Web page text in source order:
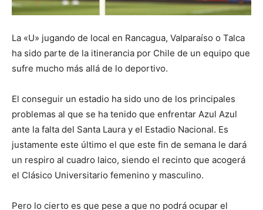
La «U» jugando de local en Rancagua, Valparaíso o Talca
ha sido parte de la itinerancia por Chile de un equipo que
sufre mucho más allá de lo deportivo.
El conseguir un estadio ha sido uno de los principales
problemas al que se ha tenido que enfrentar Azul Azul
ante la falta del Santa Laura y el Estadio Nacional. Es
justamente este último el que este fin de semana le dará
un respiro al cuadro laico, siendo el recinto que acogerá
el Clásico Universitario femenino y masculino.
Pero lo cierto es que pese a que no podrá ocupar el